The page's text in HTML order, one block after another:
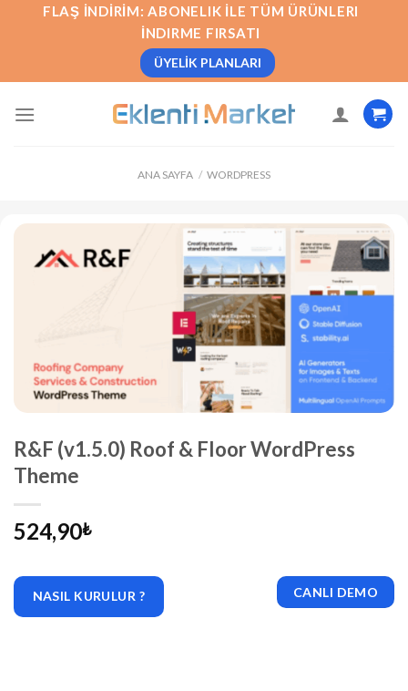
FLAŞ İNDIRIM: ABONELIK İLE TÜM ÜRÜNLERI
İNDIRME FIRSATI
ÜYELIK PLANLARI
ANA SAYFA / WORDPRESS
R&F (v1.5.0) Roof & Floor WordPress
Theme
524,90₺
NASIL KURULUR ? CANLI DEMO